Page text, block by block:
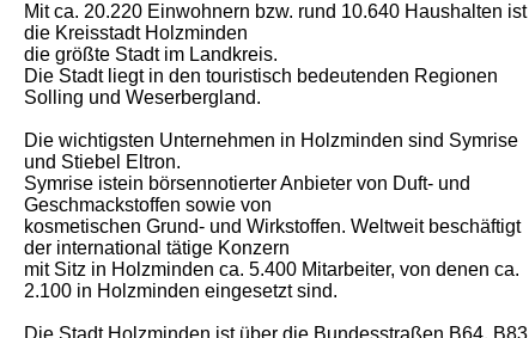
Mit ca. 20.220 Einwohnern bzw. rund 10.640 Haushalten ist
die Kreisstadt Holzminden
die größte Stadt im Landkreis.
Die Stadt liegt in den touristisch bedeutenden Regionen
Solling und Weserbergland.
Die wichtigsten Unternehmen in Holzminden sind Symrise
und Stiebel Eltron.
Symrise istein börsennotierter Anbieter von Duft- und
Geschmackstoffen sowie von
kosmetischen Grund- und Wirkstoffen. Weltweit beschäftigt
der international tätige Konzern
mit Sitz in Holzminden ca. 5.400 Mitarbeiter, von denen ca.
2.100 in Holzminden eingesetzt sind.
Die Stadt Holzminden ist über die Bundesstraßen B64, B83